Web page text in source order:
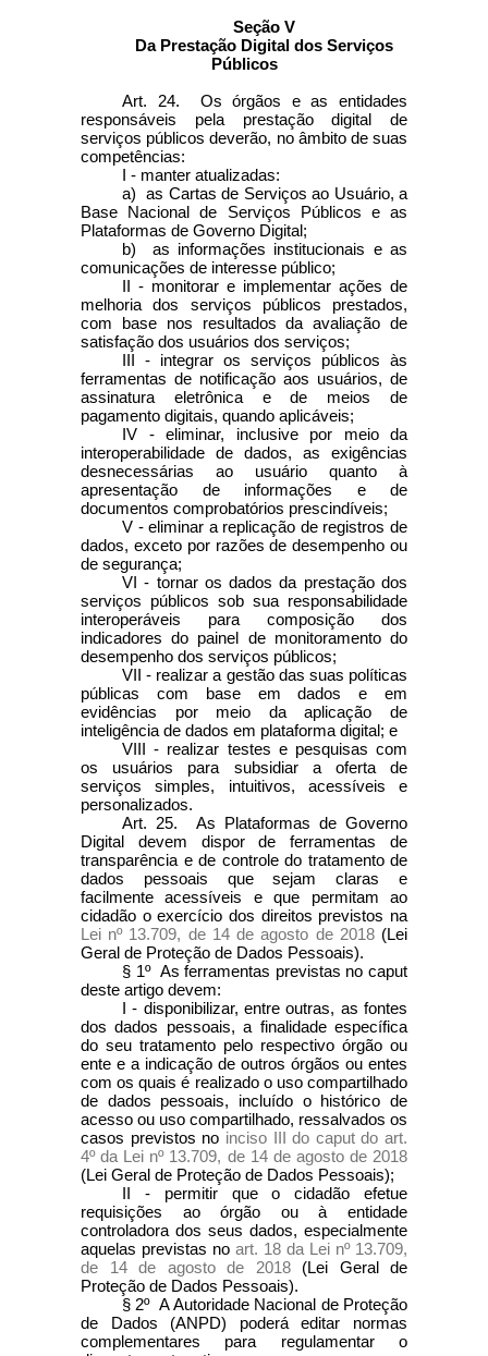
Seção V
Da Prestação Digital dos Serviços
Públicos
Art. 24. Os órgãos e as entidades
responsáveis pela prestação digital de
serviços públicos deverão, no âmbito de suas
competências:
I - manter atualizadas:
a) as Cartas de Serviços ao Usuário, a
Base Nacional de Serviços Públicos e as
Plataformas de Governo Digital;
b) as informações institucionais e as
comunicações de interesse público;
II - monitorar e implementar ações de
melhoria dos serviços públicos prestados,
com base nos resultados da avaliação de
satisfação dos usuários dos serviços;
III - integrar os serviços públicos às
ferramentas de notificação aos usuários, de
assinatura eletrônica e de meios de
pagamento digitais, quando aplicáveis;
IV - eliminar, inclusive por meio da
interoperabilidade de dados, as exigências
desnecessárias ao usuário quanto à
apresentação de informações e de
documentos comprobatórios prescindíveis;
V - eliminar a replicação de registros de
dados, exceto por razões de desempenho ou
de segurança;
VI - tornar os dados da prestação dos
serviços públicos sob sua responsabilidade
interoperáveis para composição dos
indicadores do painel de monitoramento do
desempenho dos serviços públicos;
VII - realizar a gestão das suas políticas
públicas com base em dados e em
evidências por meio da aplicação de
inteligência de dados em plataforma digital; e
VIII - realizar testes e pesquisas com
os usuários para subsidiar a oferta de
serviços simples, intuitivos, acessíveis e
personalizados.
Art. 25. As Plataformas de Governo
Digital devem dispor de ferramentas de
transparência e de controle do tratamento de
dados pessoais que sejam claras e
facilmente acessíveis e que permitam ao
cidadão o exercício dos direitos previstos na
Lei nº 13.709, de 14 de agosto de 2018(Lei
Geral de Proteção de Dados Pessoais).
§ 1º As ferramentas previstas no caput
deste artigo devem:
I - disponibilizar, entre outras, as fontes
dos dados pessoais, a finalidade específica
do seu tratamento pelo respectivo órgão ou
ente e a indicação de outros órgãos ou entes
com os quais é realizado o uso compartilhado
de dados pessoais, incluído o histórico de
acesso ou uso compartilhado, ressalvados os
casos previstos no inciso III do caput do art.
4º da Lei nº 13.709, de 14 de agosto de 2018
(Lei Geral de Proteção de Dados Pessoais);
II - permitir que o cidadão efetue
requisições ao órgão ou à entidade
controladora dos seus dados, especialmente
aquelas previstas no art. 18 da Lei nº 13.709,
de 14 de agosto de 2018(Lei Geral de
Proteção de Dados Pessoais).
§ 2º A Autoridade Nacional de Proteção
de Dados (ANPD) poderá editar normas
complementares para regulamentar o